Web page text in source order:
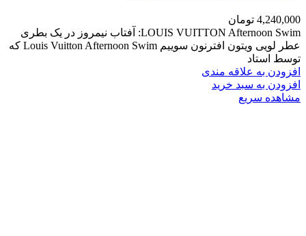
4,240,000 تومان
LOUIS VUITTON Afternoon Swim: آفتاب نیمروز در یک بطری
عطر لویی ویتون افترنون سوییم Louis Vuitton Afternoon Swim که
توسط استاد
افزودن به علاقه مندی
افزودن به سبد خرید
مشاهده سریع